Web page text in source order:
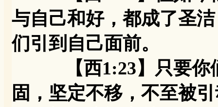
与自己和好，都成了圣
们引到自己面前。
【西1:23】只要你们
固，坚定不移，不至被